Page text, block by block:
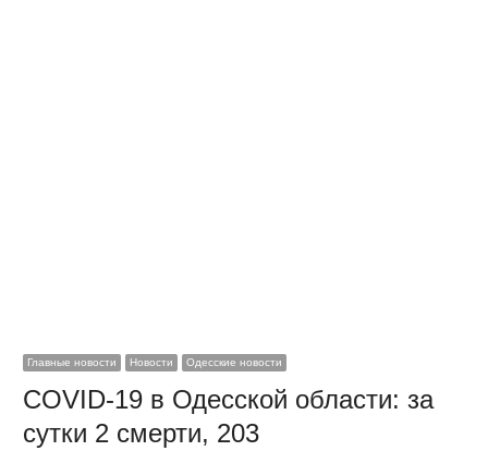
Главные новости Новости Одесские новости
COVID-19 в Одесской области: за
сутки 2 смерти, 203